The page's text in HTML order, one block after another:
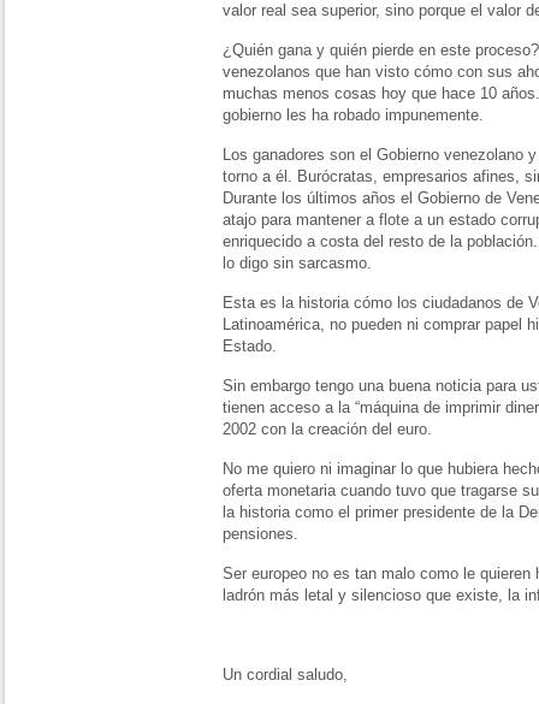
valor real sea superior, sino porque el valor
¿Quién gana y quién pierde en este
venezolanos que han visto cómo con sus
muchas menos cosas hoy que hace 10
gobierno les ha robado impunemente.
Los ganadores son el Gobierno venezolano
torno a él. Burócratas, empresarios afines,
Durante los últimos años el Gobierno de
atajo para mantener a flote a un estado
enriquecido a costa del resto de la
lo digo sin sarcasmo.
Esta es la historia cómo los ciudadanos de
Latinoamérica, no pueden ni comprar papel
Estado.
Sin embargo tengo una buena noticia para
tienen acceso a la “máquina de imprimir
2002 con la creación del euro.
No me quiero ni imaginar lo que hubiera
oferta monetaria cuando tuvo que tragarse
la historia como el primer presidente de la
pensiones.
Ser europeo no es tan malo como le
ladrón más letal y silencioso que existe, la
Un cordial saludo,